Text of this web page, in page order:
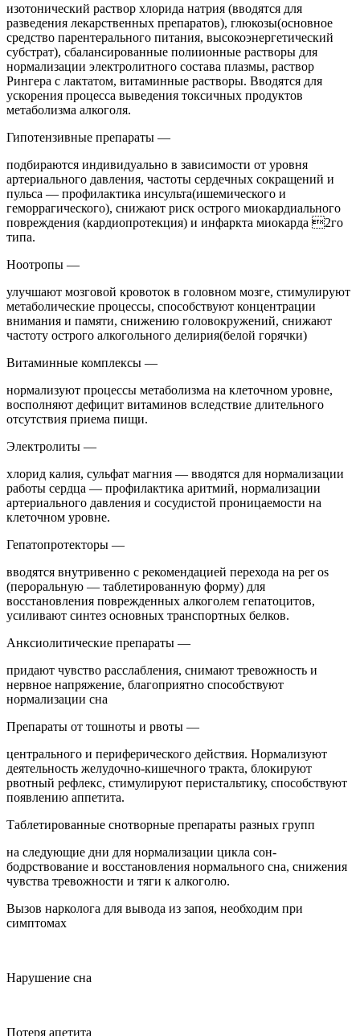
изотонический раствор хлорида натрия (вводятся для
разведения лекарственных препаратов), глюкозы(основное
средство парентерального питания, высокоэнергетический
субстрат), сбалансированные полиионные растворы для
нормализации электролитного состава плазмы, раствор
Рингера с лактатом, витаминные растворы. Вводятся для
ускорения процесса выведения токсичных продуктов
метаболизма алкоголя.
Гипотензивные препараты —
подбираются индивидуально в зависимости от уровня
артериального давления, частоты сердечных сокращений и
пульса — профилактика инсульта(ишемического и
геморрагического), снижают риск острого миокардиального
повреждения (кардиопротекция) и инфаркта миокарда 2го
типа.
Ноотропы —
улучшают мозговой кровоток в головном мозге, стимулируют
метаболические процессы, способствуют концентрации
внимания и памяти, снижению головокружений, снижают
частоту острого алкогольного делирия(белой горячки)
Витаминные комплексы —
нормализуют процессы метаболизма на клеточном уровне,
восполняют дефицит витаминов вследствие длительного
отсутствия приема пищи.
Электролиты —
хлорид калия, сульфат магния — вводятся для нормализации
работы сердца — профилактика аритмий, нормализации
артериального давления и сосудистой проницаемости на
клеточном уровне.
Гепатопротекторы —
вводятся внутривенно с рекомендацией перехода на per os
(пероральную — таблетированную форму) для
восстановления поврежденных алкоголем гепатоцитов,
усиливают синтез основных транспортных белков.
Анксиолитические препараты —
придают чувство расслабления, снимают тревожность и
нервное напряжение, благоприятно способствуют
нормализации сна
Препараты от тошноты и рвоты —
центрального и периферического действия. Нормализуют
деятельность желудочно-кишечного тракта, блокируют
рвотный рефлекс, стимулируют перистальтику, способствуют
появлению аппетита.
Таблетированные снотворные препараты разных групп
на следующие дни для нормализации цикла сон-
бодрствование и восстановления нормального сна, снижения
чувства тревожности и тяги к алкоголю.
Вызов нарколога для вывода из запоя, необходим при
симптомах
Нарушение сна
Потеря апетита